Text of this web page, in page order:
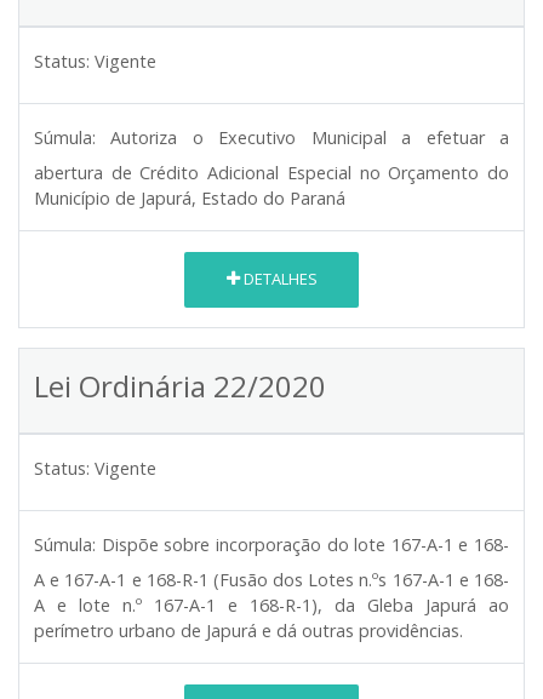
Status: Vigente
Súmula:
Autoriza o Executivo Municipal a efetuar a
abertura de Crédito Adicional Especial no Orçamento do
Município de Japurá, Estado do Paraná
DETALHES
Lei Ordinária 22/2020
Status: Vigente
Súmula: Dispõe sobre incorporação do lote 167-A-1 e 168-
A e 167-A-1 e 168-R-1 (Fusão dos Lotes n.ºs 167-A-1 e 168-
A e lote n.º 167-A-1 e 168-R-1), da Gleba Japurá ao
perímetro urbano de Japurá e dá outras providências.